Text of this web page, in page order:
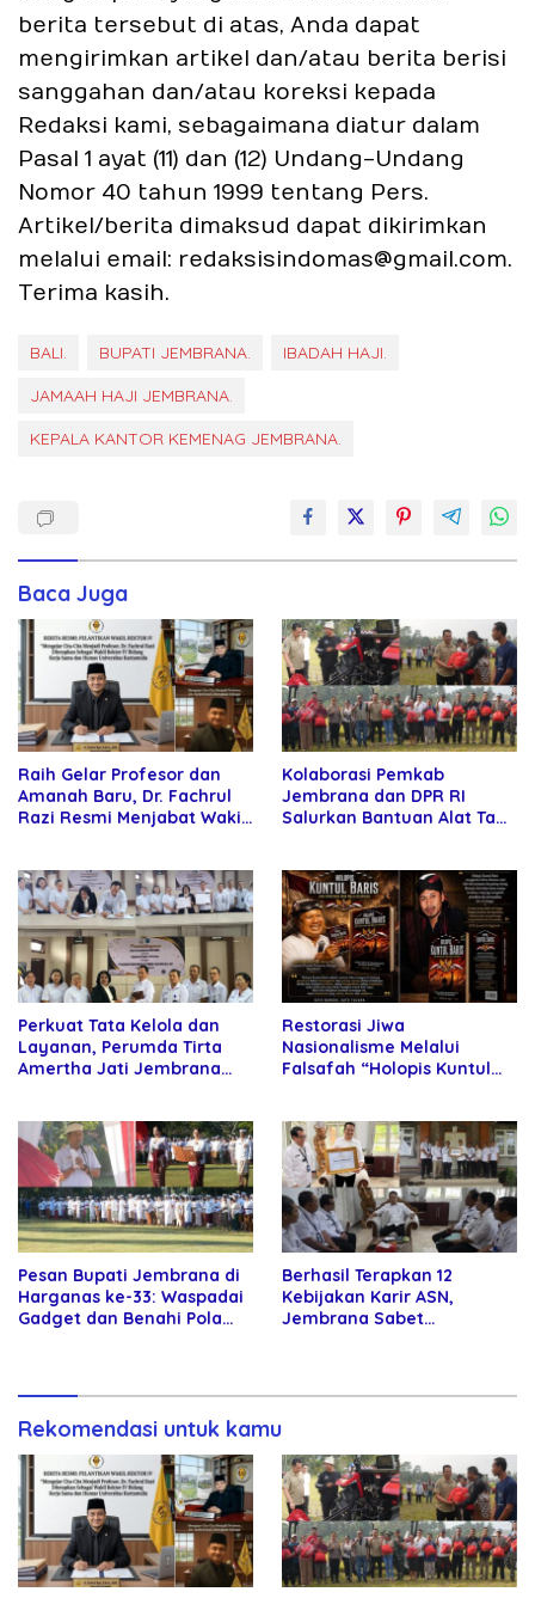
berita tersebut di atas, Anda dapat
mengirimkan artikel dan/atau berita berisi
sanggahan dan/atau koreksi kepada
Redaksi kami, sebagaimana diatur dalam
Pasal 1 ayat (11) dan (12) Undang-Undang
Nomor 40 tahun 1999 tentang Pers.
Artikel/berita dimaksud dapat dikirimkan
melalui email: redaksisindomas@gmail.com.
Terima kasih.
BALI. BUPATI JEMBRANA.
IBADAH HAJI.
JAMAAH HAJI JEMBRANA.
KEPALA KANTOR KEMENAG JEMBRANA.
Baca Juga
Raih Gelar Profesor dan
Amanah Baru, Dr. Fachrul
Razi Resmi Menjabat Wakil
Kolaborasi Pemkab
Jembrana dan DPR RI
Salurkan Bantuan Alat Tani
Perkuat Tata Kelola dan
Layanan, Perumda Tirta
Amertha Jati Jembrana
Restorasi Jiwa
Nasionalisme Melalui
Falsafah “Holopis Kuntul
Pesan Bupati Jembrana di
Harganas ke-33: Waspadai
Gadget dan Benahi Pola
Berhasil Terapkan 12
Kebijakan Karir ASN,
Jembrana Sabet
Rekomendasi untuk kamu